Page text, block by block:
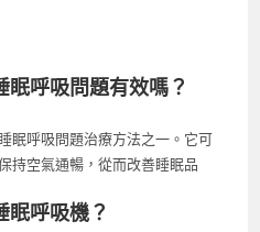
呼吸問題有效嗎？
眠呼吸問題治療方法之一。它可
持空氣通暢，從而改善睡眠品
呼吸機？